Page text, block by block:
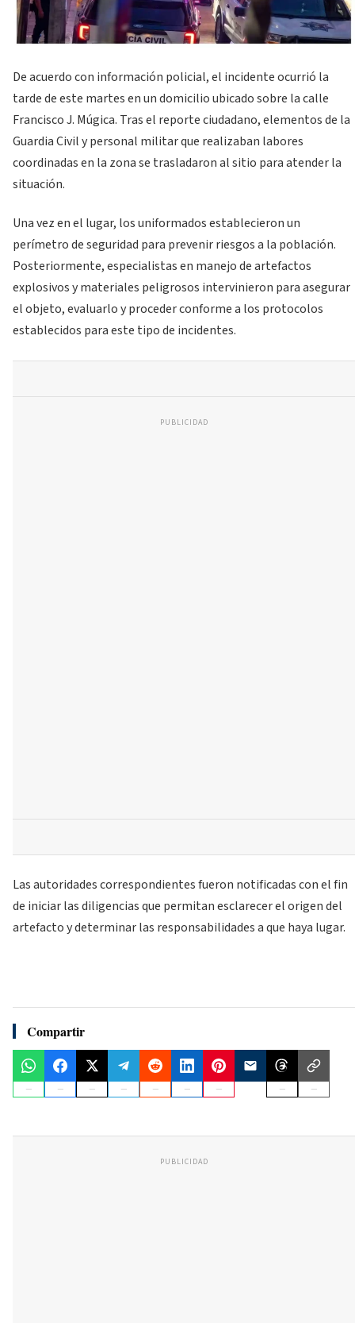
De acuerdo con información policial, el incidente ocurrió la
tarde de este martes en un domicilio ubicado sobre la calle
Francisco J. Múgica. Tras el reporte ciudadano, elementos de la
Guardia Civil y personal militar que realizaban labores
coordinadas en la zona se trasladaron al sitio para atender la
situación.
Una vez en el lugar, los uniformados establecieron un
perímetro de seguridad para prevenir riesgos a la población.
Posteriormente, especialistas en manejo de artefactos
explosivos y materiales peligrosos intervinieron para asegurar
el objeto, evaluarlo y proceder conforme a los protocolos
establecidos para este tipo de incidentes.
PUBLICIDAD
Las autoridades correspondientes fueron notificadas con el fin
de iniciar las diligencias que permitan esclarecer el origen del
artefacto y determinar las responsabilidades a que haya lugar.
Compartir
PUBLICIDAD